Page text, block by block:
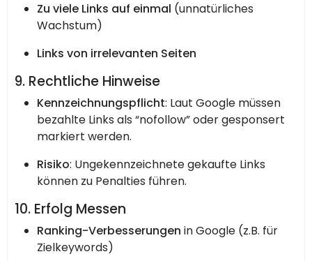
Zu viele Links auf einmal (unnatürliches
Wachstum)
Links von irrelevanten Seiten
9. Rechtliche Hinweise
Kennzeichnungspflicht: Laut Google müssen
bezahlte Links als “nofollow” oder gesponsert
markiert werden.
Risiko: Ungekennzeichnete gekaufte Links
können zu Penalties führen.
10. Erfolg Messen
Ranking-Verbesserungen in Google (z.B. für
Zielkeywords)